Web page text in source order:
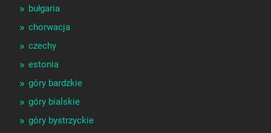
bułgaria
chorwacja
czechy
estonia
góry bardzkie
góry bialskie
góry bystrzyckie